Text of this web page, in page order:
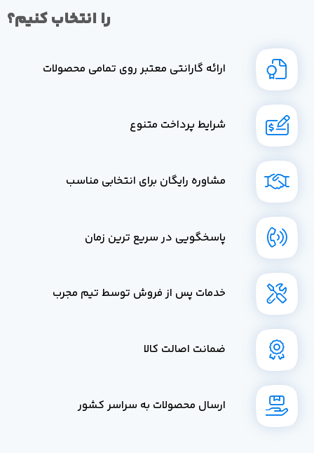
را انتخاب کنیم؟
ارائه گارانتی معتبر روی تمامی محصولات
شرایط پرداخت متنوع
مشاوره رایگان برای انتخابی مناسب
پاسخگویی در سریع ترین زمان
خدمات پس از فروش توسط تیم مجرب
ضمانت اصالت کالا
ارسال محصولات به سراسر کشور